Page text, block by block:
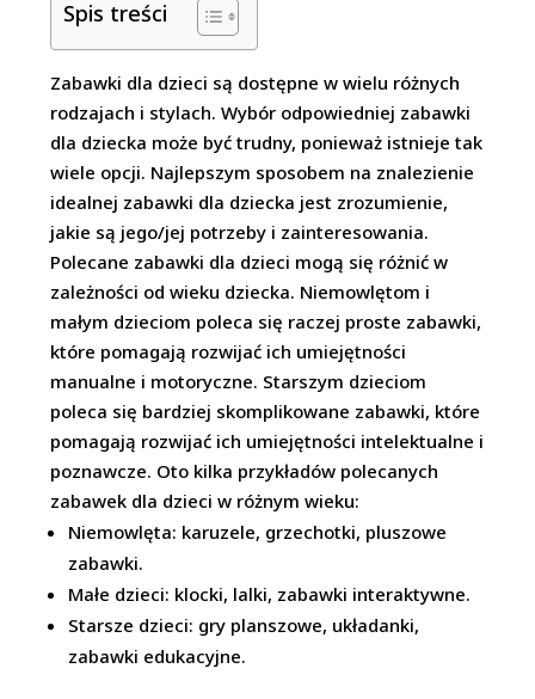
Spis treści
Zabawki dla dzieci są dostępne w wielu różnych
rodzajach i stylach. Wybór odpowiedniej zabawki
dla dziecka może być trudny, ponieważ istnieje tak
wiele opcji. Najlepszym sposobem na znalezienie
idealnej zabawki dla dziecka jest zrozumienie,
jakie są jego/jej potrzeby i zainteresowania.
Polecane zabawki dla dzieci mogą się różnić w
zależności od wieku dziecka. Niemowlętom i
małym dzieciom poleca się raczej proste zabawki,
które pomagają rozwijać ich umiejętności
manualne i motoryczne. Starszym dzieciom
poleca się bardziej skomplikowane zabawki, które
pomagają rozwijać ich umiejętności intelektualne i
poznawcze. Oto kilka przykładów polecanych
zabawek dla dzieci w różnym wieku:
Niemowlęta: karuzele, grzechotki, pluszowe
zabawki.
Małe dzieci: klocki, lalki, zabawki interaktywne.
Starsze dzieci: gry planszowe, układanki,
zabawki edukacyjne.